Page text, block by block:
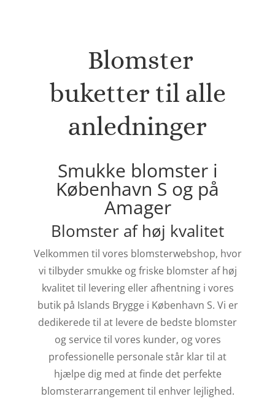
Blomster
buketter til alle
anledninger
Smukke blomster i
København S og på
Amager
Blomster af høj kvalitet
Velkommen til vores blomsterwebshop, hvor
vi tilbyder smukke og friske blomster af høj
kvalitet til levering eller afhentning i vores
butik på Islands Brygge i København S. Vi er
dedikerede til at levere de bedste blomster
og service til vores kunder, og vores
professionelle personale står klar til at
hjælpe dig med at finde det perfekte
blomsterarrangement til enhver lejlighed.